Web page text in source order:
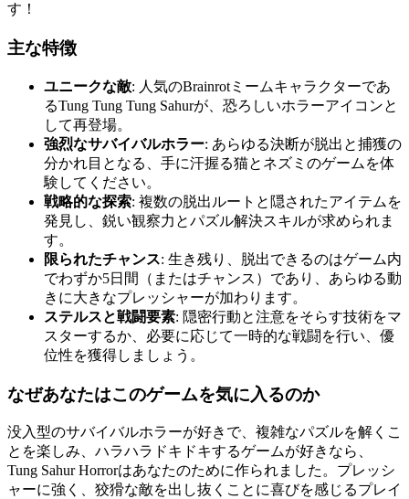
す！
主な特徴
ユニークな敵: 人気のBrainrotミームキャラクターであ
るTung Tung Tung Sahurが、恐ろしいホラーアイコンと
して再登場。
強烈なサバイバルホラー: あらゆる決断が脱出と捕獲の
分かれ目となる、手に汗握る猫とネズミのゲームを体
験してください。
戦略的な探索: 複数の脱出ルートと隠されたアイテムを
発見し、鋭い観察力とパズル解決スキルが求められま
す。
限られたチャンス: 生き残り、脱出できるのはゲーム内
でわずか5日間（またはチャンス）であり、あらゆる動
きに大きなプレッシャーが加わります。
ステルスと戦闘要素: 隠密行動と注意をそらす技術をマ
スターするか、必要に応じて一時的な戦闘を行い、優
位性を獲得しましょう。
なぜあなたはこのゲームを気に入るのか
没入型のサバイバルホラーが好きで、複雑なパズルを解くこ
とを楽しみ、ハラハラドキドキするゲームが好きなら、
Tung Sahur Horrorはあなたのために作られました。プレッシ
ャーに強く、狡猾な敵を出し抜くことに喜びを感じるプレイ